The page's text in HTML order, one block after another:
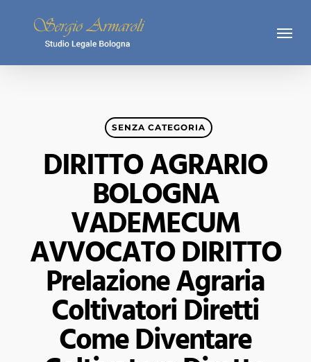
Menu
SENZA CATEGORIA
DIRITTO AGRARIO
BOLOGNA
VADEMECUM
AVVOCATO DIRITTO
Prelazione Agraria
Coltivatori Diretti
Come Diventare